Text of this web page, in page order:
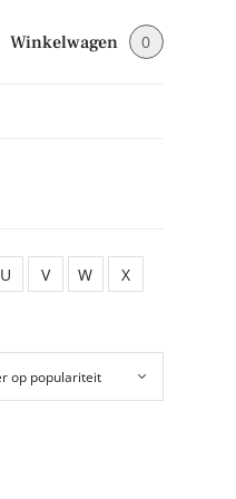
Winkelwagen 0
U V W
X